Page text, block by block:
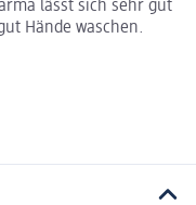
lässt sich sehr gut
Hände waschen.